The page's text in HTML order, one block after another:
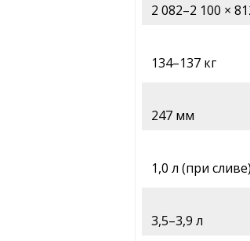
2 082–2 100 ×
134–137 кг
247 мм
1,0 л (при
3,5–3,9 л